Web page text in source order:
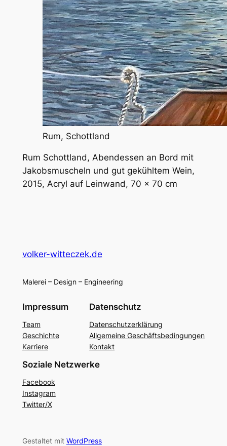
Rum, Schottland
Rum Schottland, Abendessen an Bord mit
Jakobsmuscheln und gut gekühltem Wein,
2015, Acryl auf Leinwand, 70 x 70 cm
volker-witteczek.de
Malerei – Design – Engineering
Impressum
Team
Geschichte
Karriere
Datenschutz
Datenschutzerklärung
Allgemeine Geschäftsbedingungen
Kontakt
Soziale Netzwerke
Facebook
Instagram
Twitter/X
Gestaltet mit WordPress